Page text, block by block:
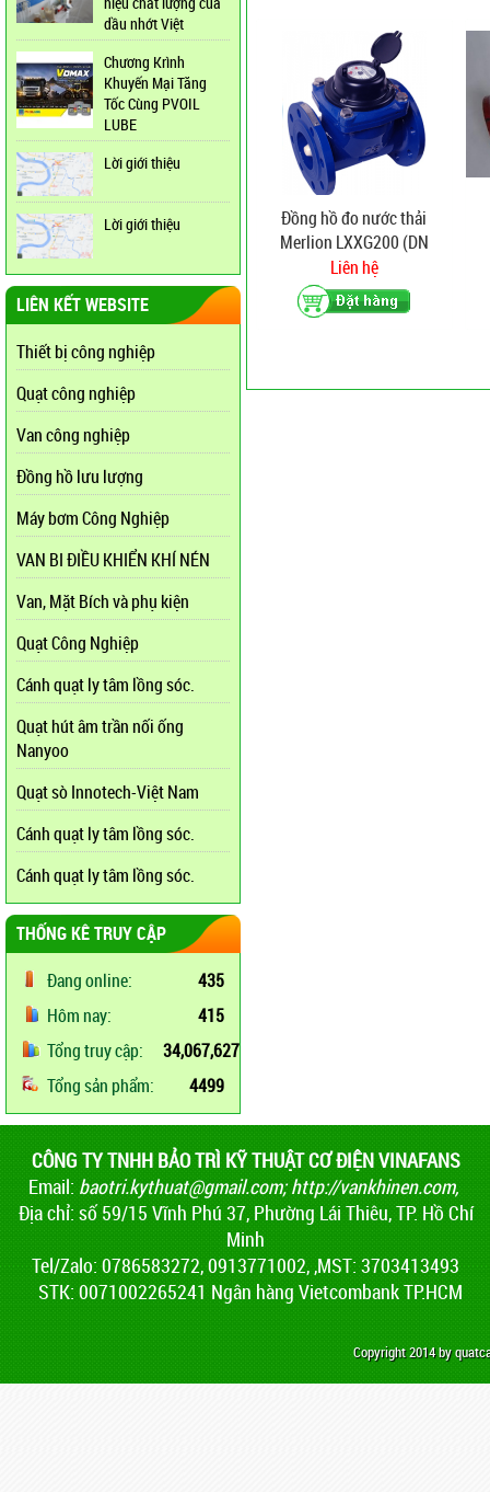
dầu nhớt Việt
Chương Krình
Khuyến Mại Tăng
Tốc Cùng PVOIL
LUBE
Lời giới thiệu
Lời giới thiệu
LIÊN KẾT WEBSITE
Thiết bị công nghiệp
Quạt công nghiệp
Van công nghiệp
Đồng hồ lưu lượng
Máy bơm Công Nghiệp
VAN BI ĐIỀU KHIỂN KHÍ NÉN
Van, Mặt Bích và phụ kiện
Quạt Công Nghiệp
Cánh quạt ly tâm lồng sóc.
Quạt hút âm trần nối ống
Nanyoo
Quạt sò Innotech-Việt Nam
Cánh quạt ly tâm lồng sóc.
Cánh quạt ly tâm lồng sóc.
THỐNG KÊ TRUY CẬP
Đang online:
435
Hôm nay:
415
Tổng truy cập:
34,067,627
Tổng sản phẩm:
4499
Đồng hồ đo nước thải
Merlion LXXG200 (DN
200)
Liên hệ
CÔNG TY TNHH BẢO TRÌ KỸ THUẬT CƠ ĐIỆN VINAFANS
Email: baotri.kythuat@gmail.com;http://vankhinen.com,
Địa chỉ: số 59/15 Vĩnh Phú 37, Phường Lái Thiêu, TP. Hồ Chí
Minh
Tel/Zalo: 0786583272, 0913771002, ,MST: 3703413493
STK: 0071002265241 Ngân hàng Vietcombank TP.HCM
Copyright 2014 by